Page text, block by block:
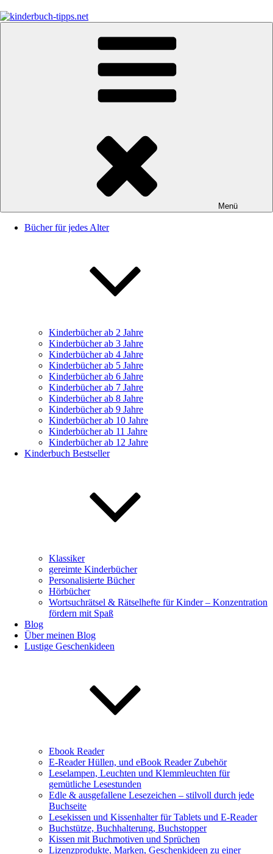
Inhalt
springen
Empfehlungen und Tipps rund um das Thema Kinderbücher und
Menü
Bücher für jedes Alter
Kinderbücher ab 2 Jahre
Kinderbücher ab 3 Jahre
Kinderbücher ab 4 Jahre
Kinderbücher ab 5 Jahre
Kinderbücher ab 6 Jahre
Kinderbücher ab 7 Jahre
Kinderbücher ab 8 Jahre
Kinderbücher ab 9 Jahre
Kinderbücher ab 10 Jahre
Kinderbücher ab 11 Jahre
Kinderbücher ab 12 Jahre
Kinderbuch Bestseller
Klassiker
gereimte Kinderbücher
Personalisierte Bücher
Hörbücher
Wortsuchrätsel & Rätselhefte für Kinder – Konzentration
fördern mit Spaß
Blog
Über meinen Blog
Lustige Geschenkideen
Ebook Reader
E-Reader Hüllen, und eBook Reader Zubehör
Leselampen, Leuchten und Klemmleuchten für
gemütliche Lesestunden
Edle & ausgefallene Lesezeichen – stilvoll durch jede
Buchseite
Lesekissen und Kissenhalter für Tablets und E-Reader
Buchstütze, Buchhalterung, Buchstopper
Kissen mit Buchmotiven und Sprüchen
Lizenzprodukte, Marken, Geschenkideen zu einer